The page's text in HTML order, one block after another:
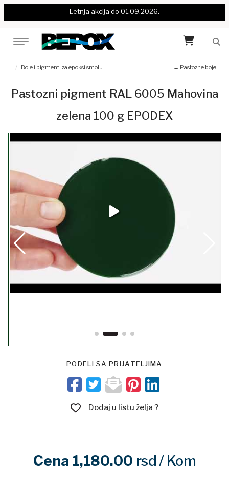
Letnja akcija do 01.09.2026.
Boje i pigmenti za epoksi smolu ← Pastozne boje
Pastozni pigment RAL 6005 Mahovina
zelena 100 g EPODEX
PODELI SA PRIJATELJIMA
Dodaj u listu želja ?
Cena 1,180.00 rsd/ Kom